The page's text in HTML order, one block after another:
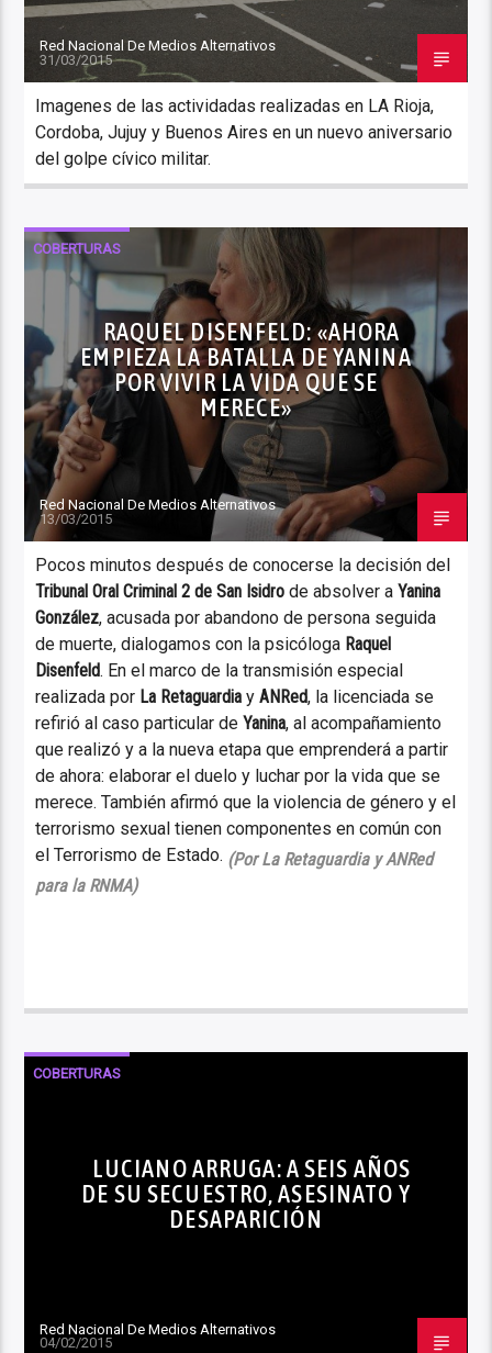
Red Nacional De Medios Alternativos
31/03/2015
Imagenes de las actividadas realizadas en LA Rioja,
Cordoba, Jujuy y Buenos Aires en un nuevo aniversario
del golpe cívico militar.
COBERTURAS
RAQUEL DISENFELD: «AHORA
EMPIEZA LA BATALLA DE YANINA
POR VIVIR LA VIDA QUE SE
MERECE»
Red Nacional De Medios Alternativos
13/03/2015
Pocos minutos después de conocerse la decisión del
Tribunal Oral Criminal 2 de San Isidro de absolver aYanina
González, acusada por abandono de persona seguida
de muerte, dialogamos con la psicóloga Raquel
Disenfeld. En el marco de la transmisión especial
realizada por La Retaguardia yANRed, la licenciada se
refirió al caso particular deYanina, al acompañamiento
que realizó y a la nueva etapa que emprenderá a partir
de ahora: elaborar el duelo y luchar por la vida que se
merece. También afirmó que la violencia de género y el
terrorismo sexual tienen componentes en común con
el Terrorismo de Estado. (Por La Retaguardia y ANRed
para la RNMA)
COBERTURAS
LUCIANO ARRUGA: A SEIS AÑOS
DE SU SECUESTRO, ASESINATO Y
DESAPARICIÓN
Red Nacional De Medios Alternativos
04/02/2015